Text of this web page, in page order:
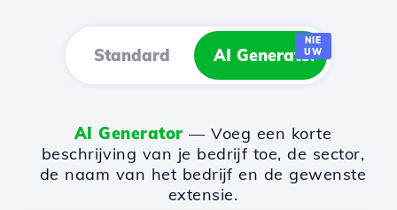
Standard AI Generator
NIE
UW
AI Generator — Voeg een korte
beschrijving van je bedrijf toe, de sector,
de naam van het bedrijf en de gewenste
extensie.